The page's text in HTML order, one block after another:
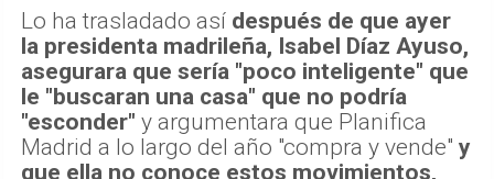
Lo ha trasladado así después de que ayer
la presidenta madrileña, Isabel Díaz Ayuso,
asegurara que sería "poco inteligente" que
le "buscaran una casa" que no podría
"esconder" y argumentara que Planifica
Madrid a lo largo del año "compra y vende" y
que ella no conoce estos movimientos,